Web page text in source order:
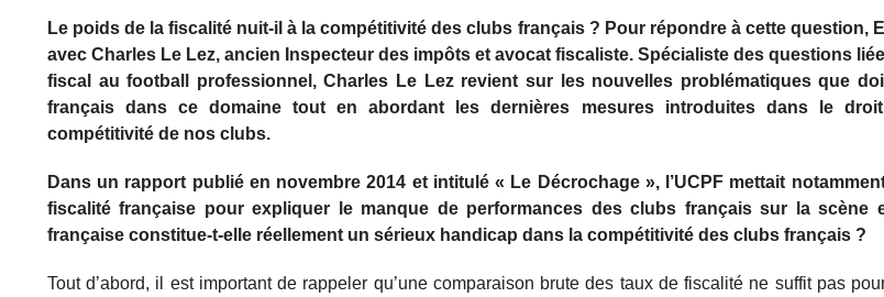
Le poids de la fiscalité nuit-il à la compétitivité des clubs français ? Pour répondre à cette question,
avec Charles Le Lez, ancien Inspecteur des impôts et avocat fiscaliste. Spécialiste des questions
fiscal au football professionnel, Charles Le Lez revient sur les nouvelles problématiques que
français dans ce domaine tout en abordant les dernières mesures introduites dans le
compétitivité de nos clubs.
Dans un rapport publié en novembre 2014 et intitulé « Le Décrochage », l’UCPF mettait
fiscalité française pour expliquer le manque de performances des clubs français sur la scène
française constitue-t-elle réellement un sérieux handicap dans la compétitivité des clubs français ?
Tout d’abord, il est important de rappeler qu’une comparaison brute des taux de fiscalité ne suffit pas